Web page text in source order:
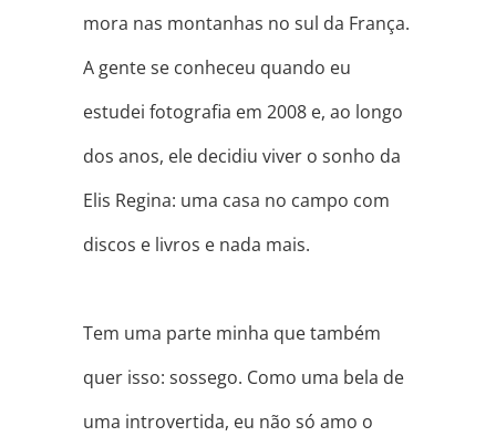
mora nas montanhas no sul da França.
A gente se conheceu quando eu
estudei fotografia em 2008 e, ao longo
dos anos, ele decidiu viver o sonho da
Elis Regina: uma casa no campo com
discos e livros e nada mais.
Tem uma parte minha que também
quer isso: sossego. Como uma bela de
uma introvertida, eu não só amo o